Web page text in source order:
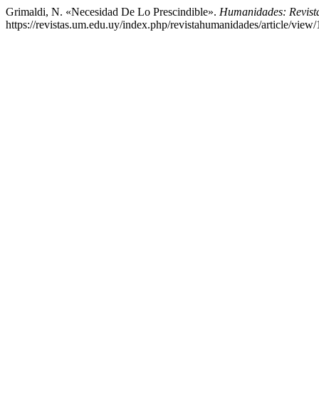
Grimaldi, N. «Necesidad De Lo Prescindible». Humanidades:
https://revistas.um.edu.uy/index.php/revistahumanidades/article/view/